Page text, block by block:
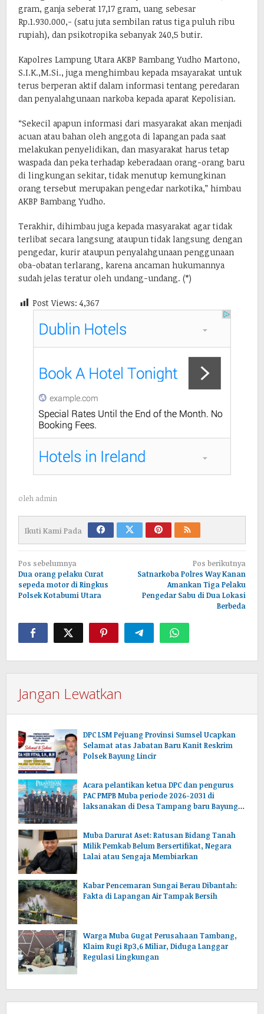
gram, ganja seberat 17,17 gram, uang sebesar
Rp.1.930.000,- (satu juta sembilan ratus tiga puluh ribu
rupiah), dan psikotropika sebanyak 240,5 butir.
Kapolres Lampung Utara AKBP Bambang Yudho Martono,
S.I.K.,M.Si., juga menghimbau kepada msayarakat untuk
terus berperan aktif dalam informasi tentang peredaran
dan penyalahgunaan narkoba kepada aparat Kepolisian.
“Sekecil apapun informasi dari masyarakat akan menjadi
acuan atau bahan oleh anggota di lapangan pada saat
melakukan penyelidikan, dan masyarakat harus tetap
waspada dan peka terhadap keberadaan orang-orang baru
di lingkungan sekitar, tidak menutup kemungkinan
orang tersebut merupakan pengedar narkotika,” himbau
AKBP Bambang Yudho.
Terakhir, dihimbau juga kepada masyarakat agar tidak
terlibat secara langsung ataupun tidak langsung dengan
pengedar, kurir ataupun penyalahgunaan penggunaan
oba-obatan terlarang, karena ancaman hukumannya
sudah jelas teratur oleh undang-undang. (*)
Post Views: 4,367
oleh admin
Ikuti Kami Pada
Navigasi
pos
Pos sebelumnya
Dua orang pelaku Curat
sepeda motor di Ringkus
Polsek Kotabumi Utara
Pos berikutnya
Satnarkoba Polres Way Kanan
Amankan Tiga Pelaku
Pengedar Sabu di Dua Lokasi
Berbeda
Jangan Lewatkan
DPC LSM Pejuang Provinsi Sumsel Ucapkan
Selamat atas Jabatan Baru Kanit Reskrim
Polsek Bayung Lincir
Acara pelantikan ketua DPC dan pengurus
PAC PMPB Muba periode 2026-2031 di
laksanakan di Desa Tampang baru Bayung
Muba Darurat Aset: Ratusan Bidang Tanah
Milik Pemkab Belum Bersertifikat, Negara
Lalai atau Sengaja Membiarkan
Kabar Pencemaran Sungai Berau Dibantah:
Fakta di Lapangan Air Tampak Bersih
Warga Muba Gugat Perusahaan Tambang,
Klaim Rugi Rp3,6 Miliar, Diduga Langgar
Regulasi Lingkungan